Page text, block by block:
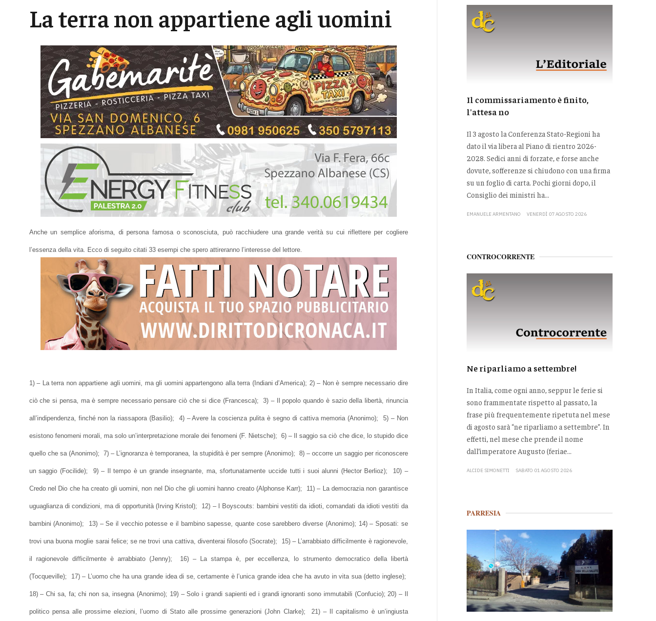
La terra non appartiene agli uomini
Anche un semplice aforisma, di persona famosa o sconosciuta, può racchiudere una grande verità su cui riflettere per cogliere
l’essenza della vita. Ecco di seguito citati 33 esempi che spero attireranno l’interesse del lettore.
1) – La terra non appartiene agli uomini, ma gli uomini appartengono alla terra (Indiani d’America); 2) – Non è sempre necessario dire
ciò che si pensa, ma è sempre necessario pensare ciò che si dice (Francesca); 3) – Il popolo quando è sazio della libertà, rinuncia
all’indipendenza, finché non la riassapora (Basilio); 4) – Avere la coscienza pulita è segno di cattiva memoria (Anonimo); 5) – Non
esistono fenomeni morali, ma solo un’interpretazione morale dei fenomeni (F. Nietsche); 6) – Il saggio sa ciò che dice, lo stupido dice
quello che sa (Anonimo); 7) – L’ignoranza è temporanea, la stupidità è per sempre (Anonimo); 8) – occorre un saggio per riconoscere
un saggio (Focilide); 9) – Il tempo è un grande insegnante, ma, sfortunatamente uccide tutti i suoi alunni (Hector Berlioz); 10) –
Credo nel Dio che ha creato gli uomini, non nel Dio che gli uomini hanno creato (Alphonse Karr); 11) – La democrazia non garantisce
uguaglianza di condizioni, ma di opportunità (Irving Kristol); 12) – I Boyscouts: bambini vestiti da idioti, comandati da idioti vestiti da
bambini (Anonimo); 13) – Se il vecchio potesse e il bambino sapesse, quante cose sarebbero diverse (Anonimo); 14) – Sposati: se
trovi una buona moglie sarai felice; se ne trovi una cattiva, diventerai filosofo (Socrate); 15) – L’arrabbiato difficilmente è ragionevole,
il ragionevole difficilmente è arrabbiato (Jenny); 16) – La stampa è, per eccellenza, lo strumento democratico della libertà
(Tocqueville); 17) – L’uomo che ha una grande idea di se, certamente è l’unica grande idea che ha avuto in vita sua (detto inglese);
18) – Chi sa, fa; chi non sa, insegna (Anonimo); 19) – Solo i grandi sapienti ed i grandi ignoranti sono immutabili (Confucio); 20) – Il
politico pensa alle prossime elezioni, l’uomo di Stato alle prossime generazioni (John Clarke); 21) – Il capitalismo è un’ingiusta
Il commissariamento è finito,
l'attesa no
Il 3 agosto la Conferenza Stato-Regioni ha
dato il via libera al Piano di rientro 2026-
2028. Sedici anni di forzate, e forse anche
dovute, sofferenze si chiudono con una firma
su un foglio di carta. Pochi giorni dopo, il
Consiglio dei ministri ha...
EMANUELE ARMENTANO VENERDÌ 07 AGOSTO 2026
CONTROCORRENTE
Ne riparliamo a settembre!
In Italia, come ogni anno, seppur le ferie si
sono frammentate rispetto al passato, la
frase più frequentemente ripetuta nel mese
di agosto sarà “ne riparliamo a settembre”. In
effetti, nel mese che prende il nome
dall’imperatore Augusto (feriae...
ALCIDE SIMONETTI SABATO 01 AGOSTO 2026
PARRESIA